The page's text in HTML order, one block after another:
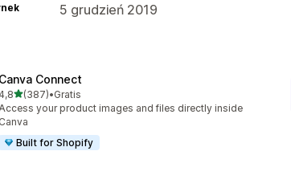
5 grudzień 2019
Canva Connect
na 5 gwiazdek
(387)
liczba recenzji: 387
•Gratis
your product images and files directly inside
Built for Shopify